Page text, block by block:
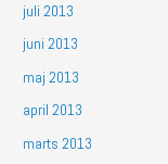
juli 2013
juni 2013
maj 2013
april 2013
marts 2013